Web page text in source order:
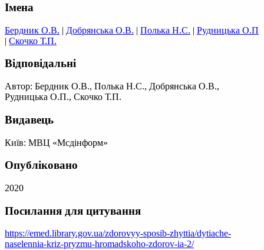
Імена
Бердник О.В. | Добрянська О.В. | Полька Н.С. | Рудницька О.П
| Скочко Т.П.
Відповідальні
Автор: Бердник О.В., Полька Н.С., Добрянська О.В.,
Рудницька О.П., Скочко Т.П.
Видавець
Київ: МВЦ «Мсдінформ»
Опубліковано
2020
Посилання для цитування
https://emed.library.gov.ua/zdorovyy-sposib-zhyttia/dytiache-
naselennia-kriz-pryzmu-hromadskoho-zdorov-ia-2/